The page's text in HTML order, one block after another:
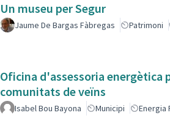
Un museu per Segur
Jaume De Bargas Fàbregas Patrimoni
Oficina d'assessoria energètica
comunitats de veïns
Isabel Bou Bayona Municipi Energia